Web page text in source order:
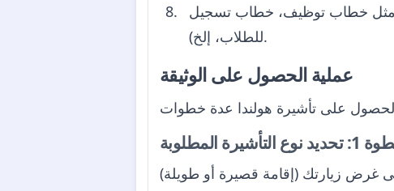
(مثل خطاب توظيف، خطاب تسجيل
للطلاب، إلخ).
عملية الحصول على الوثيقة
التأشيرة المطلوبة